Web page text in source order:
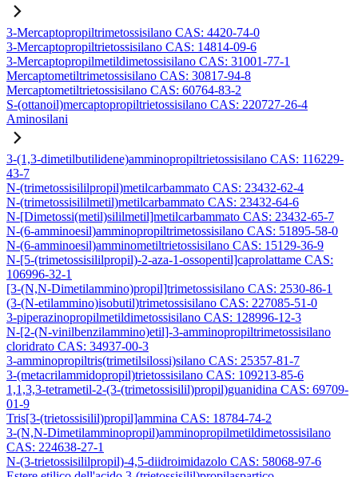
3-Mercaptopropiltrimetossisilano CAS: 4420-74-0
3-Mercaptopropiltrietossisilano CAS: 14814-09-6
3-Mercaptopropilmetildimetossisilano CAS: 31001-77-1
Mercaptometiltrimetossisilano CAS: 30817-94-8
Mercaptometiltrietossisilano CAS: 60764-83-2
S-(ottanoil)mercaptopropiltrietossisilano CAS: 220727-26-4
Aminosilani
3-(1,3-dimetilbutilidene)amminopropiltrietossisilano CAS: 116229-
43-7
N-(trimetossisililpropil)metilcarbammato CAS: 23432-62-4
N-(trimetossisililmetil)metilcarbammato CAS: 23432-64-6
N-[Dimetossi(metil)sililmetil]metilcarbammato CAS: 23432-65-7
N-(6-amminoesil)amminopropiltrimetossisilano CAS: 51895-58-0
N-(6-amminoesil)amminometiltrietossisilano CAS: 15129-36-9
N-[5-(trimetossisililpropil)-2-aza-1-ossopentil]caprolattame CAS:
106996-32-1
[3-(N,N-Dimetilammino)propil]trimetossisilano CAS: 2530-86-1
(3-(N-etilammino)isobutil)trimetossisilano CAS: 227085-51-0
3-piperazinopropilmetildimetossisilano CAS: 128996-12-3
N-[2-(N-vinilbenzilammino)etil]-3-amminopropiltrimetossisilano
cloridrato CAS: 34937-00-3
3-amminopropiltris(trimetilsilossi)silano CAS: 25357-81-7
3-(metacrilammidopropil)trietossisilano CAS: 109213-85-6
1,1,3,3-tetrametil-2-(3-(trimetossisilil)propil)guanidina CAS: 69709-
01-9
Tris[3-(trietossisilil)propil]ammina CAS: 18784-74-2
3-(N,N-Dimetilamminopropil)amminopropilmetildimetossisilano
CAS: 224638-27-1
N-(3-trietossisililpropil)-4,5-diidroimidazolo CAS: 58068-97-6